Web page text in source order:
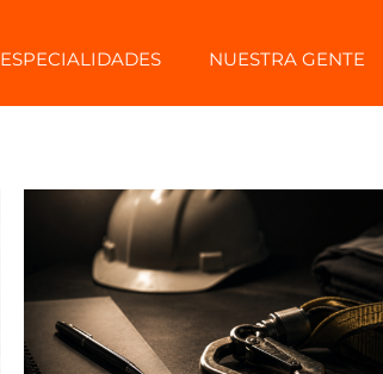
ESPECIALIDADES NUESTRA GENTE